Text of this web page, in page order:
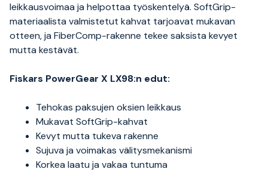
leikkausvoimaa ja helpottaa työskentelyä. SoftGrip-
materiaalista valmistetut kahvat tarjoavat mukavan
otteen, ja FiberComp-rakenne tekee saksista kevyet
mutta kestävät.
Fiskars PowerGear X LX98:n edut:
Tehokas paksujen oksien leikkaus
Mukavat SoftGrip-kahvat
Kevyt mutta tukeva rakenne
Sujuva ja voimakas välitysmekanismi
Korkea laatu ja vakaa tuntuma